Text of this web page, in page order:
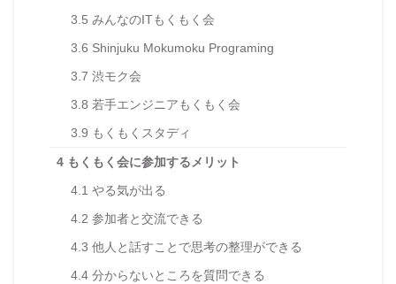
3.5 みんなのITもくもく会
3.6 Shinjuku Mokumoku Programing
3.7 渋モク会
3.8 若手エンジニアもくもく会
3.9 もくもくスタディ
4 もくもく会に参加するメリット
4.1 やる気が出る
4.2 参加者と交流できる
4.3 他人と話すことで思考の整理ができる
4.4 分からないところを質問できる